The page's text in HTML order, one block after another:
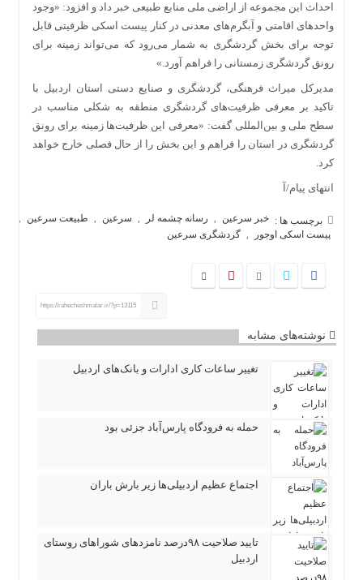
احداث این مجموعه از اراضی ملی منابع طبیعی خبر داد و افزود:‌ «وجود
واحدهای اقامتی و آبگرم‌های معدنی در کنار پیست اسکی ظرفیتی قابل
توجه برای بخش گردشگری به شمار می‌رود که می‌تواند زمینه برای
رونق گردشگری زمستانی را فراهم آورد.»
مدیرکل میراث فرهنگی، گردشگری و صنایع دستی استان اردبیل با
تاکید بر معرفی ظرفیت‌های گردشگری منطقه به شکلی مناسب در
سطح ملی و بین‌المللی گفت:‌ «معرفی این ظرفیت‌ها زمینه برای رونق
گردشگری در استان را فراهم و این بخش را از حال فصلی خارج خواهد
کرد.
انتهای پیام/آ
برچسب ها : خبر سرعین , رسانه چشمه لر , سرعین , طبیعت سرعین ,
پیست اسکی اوجور , گردشگری سرعین
https://rahecheshmalar.ir/?p=13115
نوشته‌های مشابه
تغییر ساعات کاری ادارات و بانک‌های اردبیل
حمله به فرودگاه پارس‌‌آباد جزئی بود
اجتماع عظیم اردبیلی‌ها زیر بارش باران
تایید صلاحیت ۹۸درصد نامزدهای شوراهای روستای
اردبیل